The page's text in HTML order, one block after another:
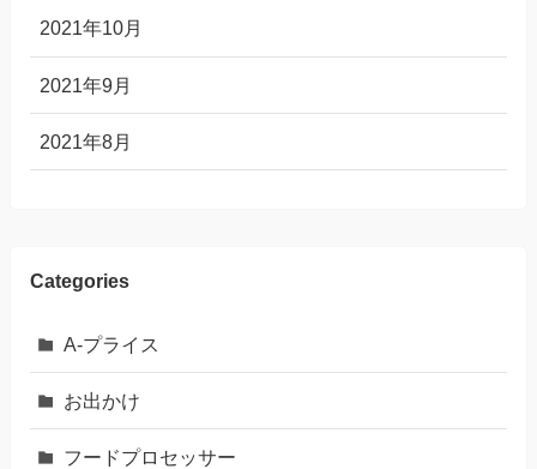
2021年10月
2021年9月
2021年8月
Categories
A-プライス
お出かけ
フードプロセッサー